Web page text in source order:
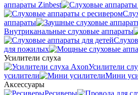
аппараты Zinbest
аппараты
Внутриканальные слуховые аппараты
для пожилых
Усилители слуха
Усилители
усилители
Мини
Аксессуары
Ресиверы